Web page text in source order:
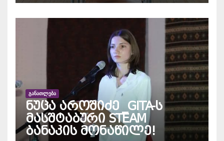
ᲒᲐᲜᲐᲗᲚᲔᲑᲐ
ნუცა აროშიძე _GITA-ს
მასშტაბური STEAM
ბანაკის მონაწილე!